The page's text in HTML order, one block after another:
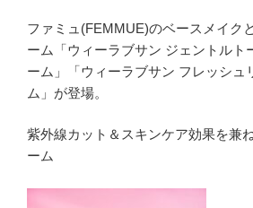
ファミュ(FEMMUE)のベースメイク
ーム「ウィーラブサン ジェントルト
ーム」「ウィーラブサン フレッシュ
ム」が登場。
紫外線カット＆スキンケア効果を兼
ーム